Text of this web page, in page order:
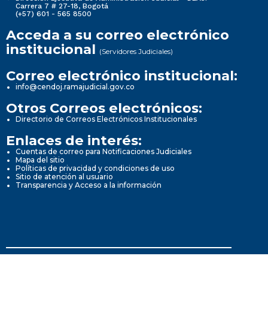
Carrera 7 # 27-18, Bogotá
(+57) 601 - 565 8500
Acceda a su correo electrónico
institucional (Servidores Judiciales)
Correo electrónico institucional:
info@cendoj.ramajudicial.gov.co
Otros Correos electrónicos:
Directorio de Correos Electrónicos Institucionales
Enlaces de interés:
Cuentas de correo para Notificaciones Judiciales
Mapa del sitio
Políticas de privacidad y condiciones de uso
Sitio de atención al usuario
Transparencia y Acceso a la información